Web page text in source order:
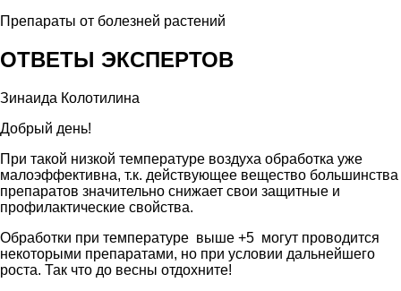
Препараты от болезней растений
ОТВЕТЫ ЭКСПЕРТОВ
Зинаида Колотилина
Добрый день!
При такой низкой температуре воздуха обработка уже
малоэффективна, т.к. действующее вещество большинства
препаратов значительно снижает свои защитные и
профилактические свойства.
Обработки при температуре выше +5 могут проводится
некоторыми препаратами, но при условии дальнейшего
роста. Так что до весны отдохните!